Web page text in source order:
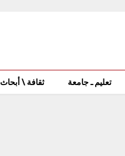
تعليم ـ جامعة ثقافة \ أبحاث